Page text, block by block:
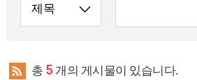
총 5 개의 게시물이 있습니다.